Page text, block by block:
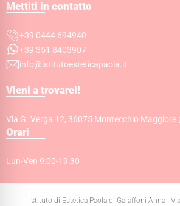
Mettiti in contatto
+39 0444 694940
+39 351 8403907
info@istitutoesteticapaola.it
Vieni a trovarci!
Via G. Verga 12, 36075 Montecchio Maggiore
Orari
Lun-Ven 9:00-19:30
Istituto di Estetica Paola di Garaffoni Anna |